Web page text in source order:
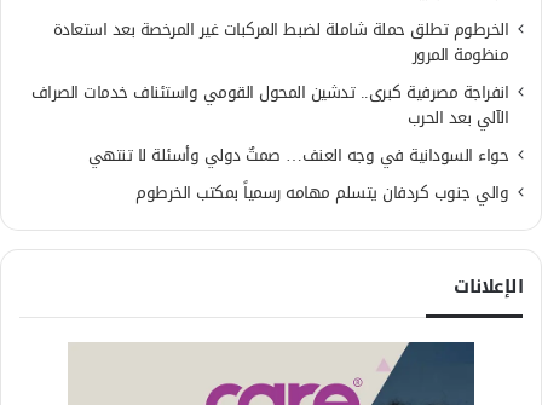
الخرطوم تطلق حملة شاملة لضبط المركبات غير المرخصة بعد استعادة
منظومة المرور
انفراجة مصرفية كبرى.. تدشين المحول القومي واستئناف خدمات الصراف
الآلي بعد الحرب
حواء السودانية في وجه العنف… صمتٌ دولي وأسئلة لا تنتهي
والي جنوب كردفان يتسلم مهامه رسمياً بمكتب الخرطوم
الإعلانات